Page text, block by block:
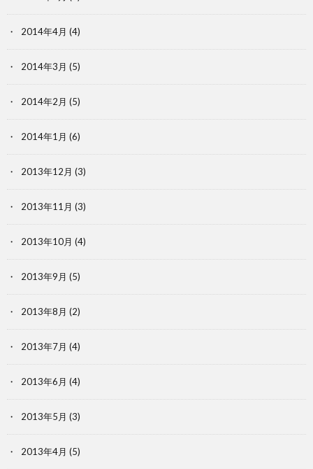
2014年4月 (4)
2014年3月 (5)
2014年2月 (5)
2014年1月 (6)
2013年12月 (3)
2013年11月 (3)
2013年10月 (4)
2013年9月 (5)
2013年8月 (2)
2013年7月 (4)
2013年6月 (4)
2013年5月 (3)
2013年4月 (5)